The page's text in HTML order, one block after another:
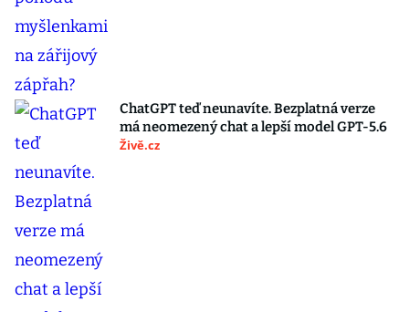
ChatGPT teď neunavíte. Bezplatná verze
má neomezený chat a lepší model GPT-5.6
Živě.cz